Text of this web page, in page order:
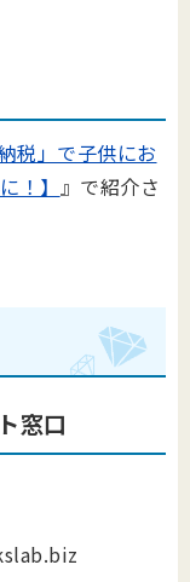
税」で子供にお
！】 』で紹介さ
窓口